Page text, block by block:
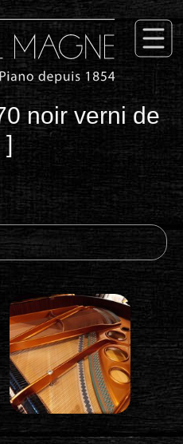
noir verni de
]